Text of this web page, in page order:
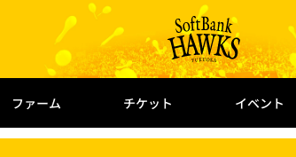
ファーム チケット イベント